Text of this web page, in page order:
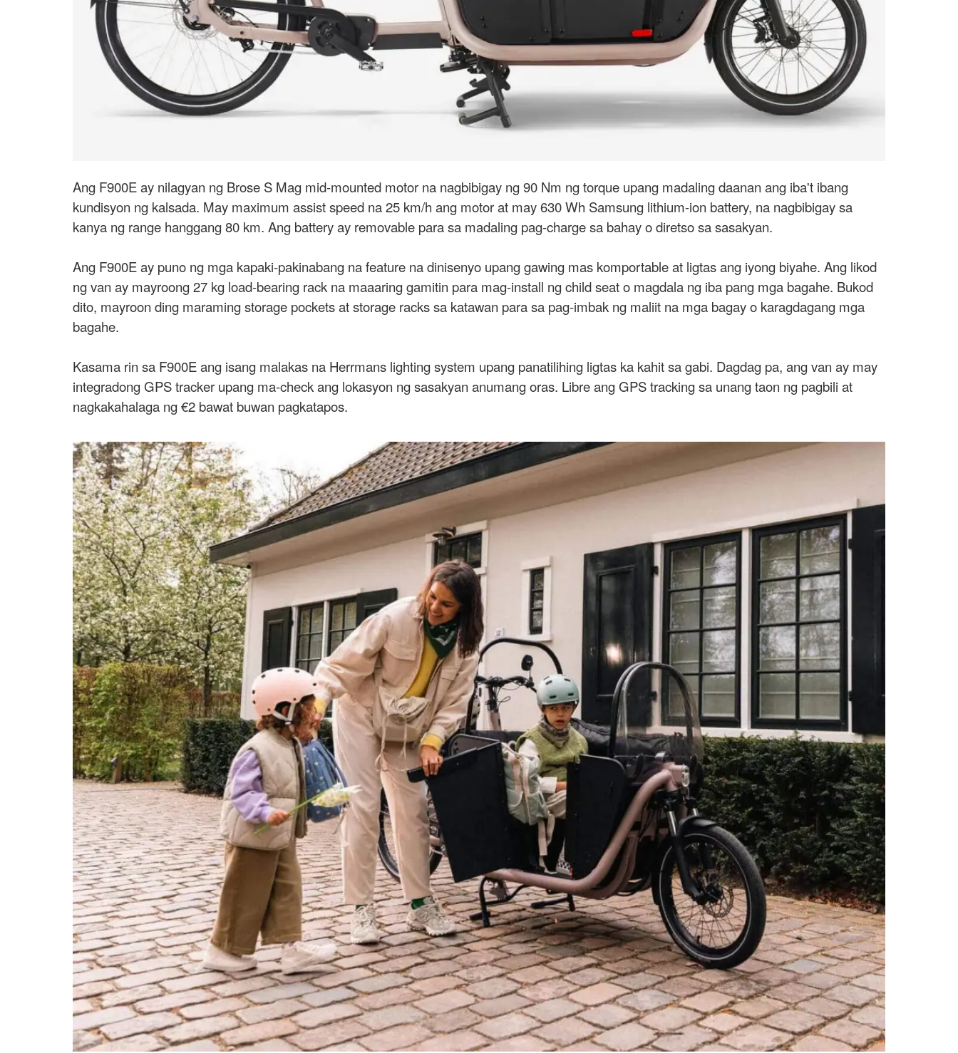
Ang F900E ay nilagyan ng Brose S Mag mid-mounted motor na nagbibigay ng 90 Nm ng torque upang madaling daanan ang iba't ibang
kundisyon ng kalsada. May maximum assist speed na 25 km/h ang motor at may 630 Wh Samsung lithium-ion battery, na nagbibigay sa
kanya ng range hanggang 80 km. Ang battery ay removable para sa madaling pag-charge sa bahay o diretso sa sasakyan.
Ang F900E ay puno ng mga kapaki-pakinabang na feature na dinisenyo upang gawing mas komportable at ligtas ang iyong biyahe. Ang likod
ng van ay mayroong 27 kg load-bearing rack na maaaring gamitin para mag-install ng child seat o magdala ng iba pang mga bagahe. Bukod
dito, mayroon ding maraming storage pockets at storage racks sa katawan para sa pag-imbak ng maliit na mga bagay o karagdagang mga
bagahe.
Kasama rin sa F900E ang isang malakas na Herrmans lighting system upang panatilihing ligtas ka kahit sa gabi. Dagdag pa, ang van ay may
integradong GPS tracker upang ma-check ang lokasyon ng sasakyan anumang oras. Libre ang GPS tracking sa unang taon ng pagbili at
nagkakahalaga ng €2 bawat buwan pagkatapos.